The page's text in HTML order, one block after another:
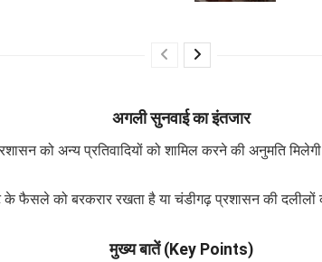
अगली सुनवाई का इंतजार
को अन्य प्रतिवादियों को शामिल करने की अनुमति मिलेगी
के फैसले को बरकरार रखता है या चंडीगढ़ प्रशासन की
मुख्य बातें (Key Points)